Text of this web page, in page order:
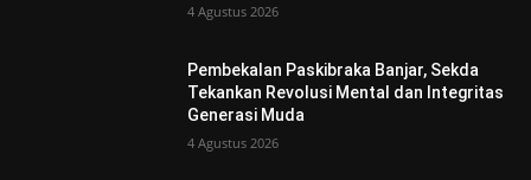
4 Agustus 2026
Pembekalan Paskibraka Banjar, Sekda
Tekankan Revolusi Mental dan Integritas
Generasi Muda
4 Agustus 2026